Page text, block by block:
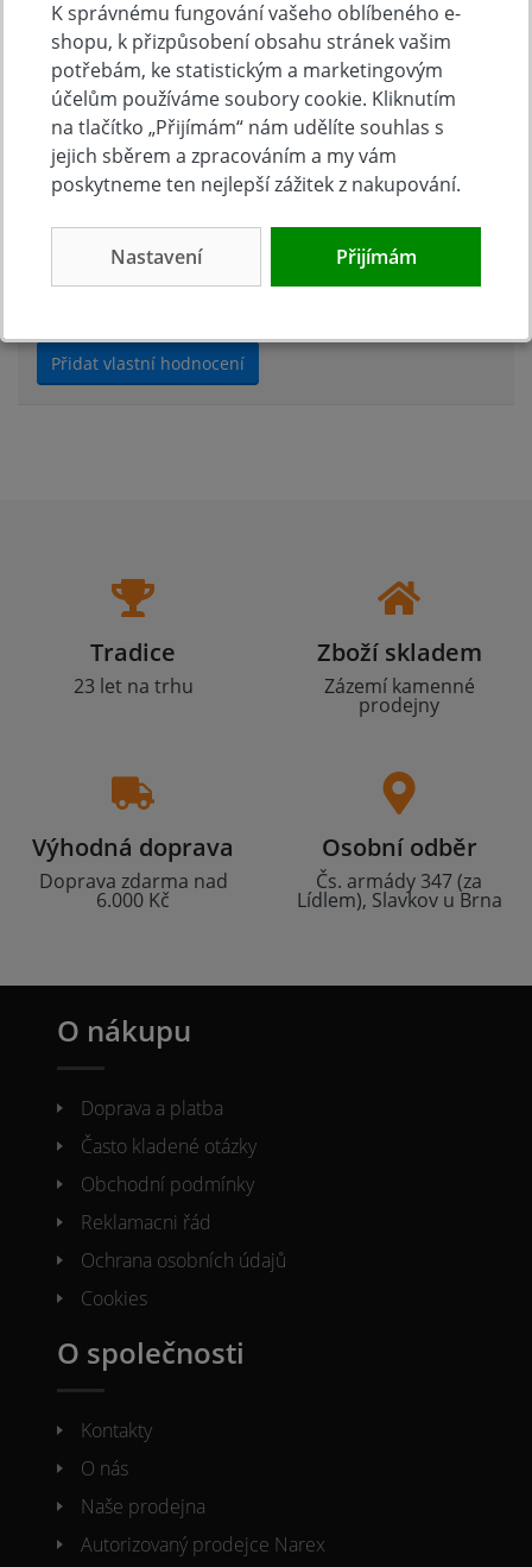
Zeptat se v diskusi
Hodnocení produktu
Přidejte vlastní hodnocení produktu a pomožte tak
Přidat vlastní hodnocení
Tradice
23 let na trhu
Zboží skladem
Zázemí kamenné
prodejny
Výhodná doprava
Doprava zdarma nad
6.000 Kč
Osobní odběr
Čs. armády 347 (za
Lídlem), Slavkov u Brna
O nákupu
Doprava a platba
Často kladené otázky
Obchodní podmínky
Reklamacni řád
Ochrana osobních údajů
Cookies
O společnosti
Kontakty
O nás
Naše prodejna
Autorizovaný prodejce Narex
K správnému fungování vašeho oblíbeného e-
shopu, k přizpůsobení obsahu stránek vašim
potřebám, ke statistickým a marketingovým
účelům používáme soubory cookie. Kliknutím
na tlačítko „Přijímám“ nám udělíte souhlas s
jejich sběrem a zpracováním a my vám
poskytneme ten nejlepší zážitek z nakupování.
Nastavení Přijímám